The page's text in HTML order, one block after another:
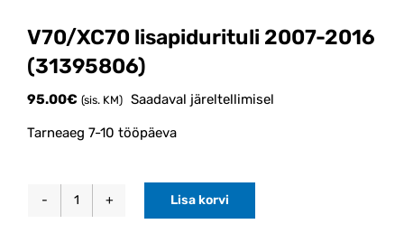
V70/XC70 lisapidurituli 2007-2016
(31395806)
95.00€ (sis. KM) Saadaval järeltellimisel
Tarneaeg 7-10 tööpäeva
V70/XC70
Lisa korvi